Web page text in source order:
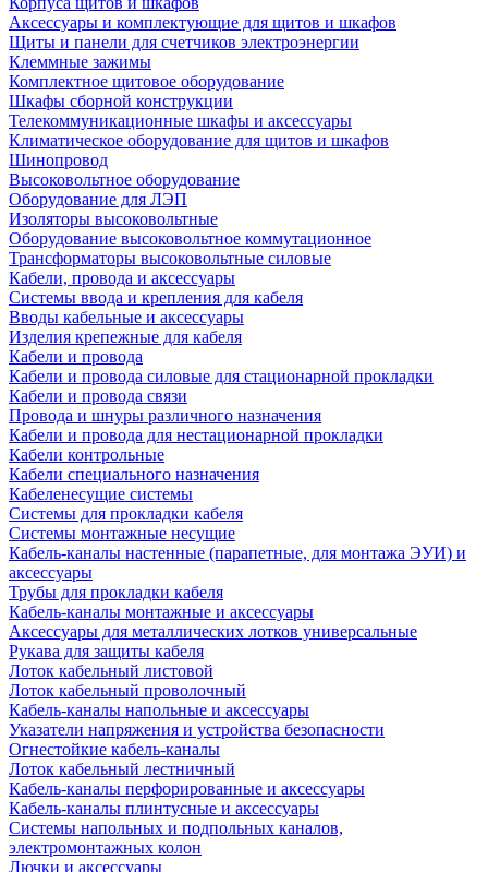
Аксессуары и комплектующие для щитов и шкафов
Щиты и панели для счетчиков электроэнергии
Клеммные зажимы
Комплектное щитовое оборудование
Шкафы сборной конструкции
Телекоммуникационные шкафы и аксессуары
Климатическое оборудование для щитов и шкафов
Шинопровод
Высоковольтное оборудование
Оборудование для ЛЭП
Изоляторы высоковольтные
Оборудование высоковольтное коммутационное
Трансформаторы высоковольтные силовые
Кабели, провода и аксессуары
Системы ввода и крепления для кабеля
Вводы кабельные и аксессуары
Изделия крепежные для кабеля
Кабели и провода
Кабели и провода силовые для стационарной прокладки
Кабели и провода связи
Провода и шнуры различного назначения
Кабели и провода для нестационарной прокладки
Кабели контрольные
Кабели специального назначения
Кабеленесущие системы
Системы для прокладки кабеля
Системы монтажные несущие
Кабель-каналы настенные (парапетные, для монтажа ЭУИ) и
аксессуары
Трубы для прокладки кабеля
Кабель-каналы монтажные и аксессуары
Аксессуары для металлических лотков универсальные
Рукава для защиты кабеля
Лоток кабельный листовой
Лоток кабельный проволочный
Кабель-каналы напольные и аксессуары
Указатели напряжения и устройства безопасности
Огнестойкие кабель-каналы
Лоток кабельный лестничный
Кабель-каналы перфорированные и аксессуары
Кабель-каналы плинтусные и аксессуары
Системы напольных и подпольных каналов,
электромонтажных колон
Лючки и аксессуары